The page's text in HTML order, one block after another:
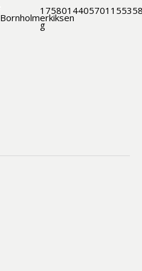
Bornholmerkiksen
175
g
80144